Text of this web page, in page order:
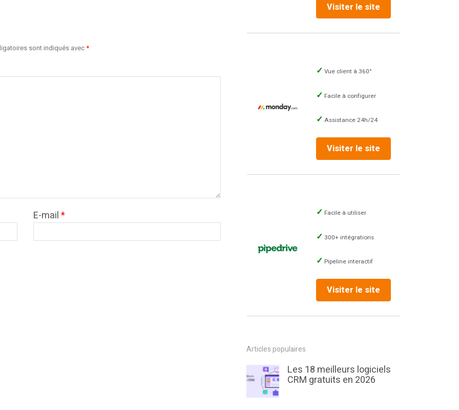
sont indiqués avec*
E-mail*
Visiter le site
Vue client à 360°
Facile à configurer
Assistance 24h/24
Visiter le site
Facile à utiliser
300+ intégrations
Pipeline interactif
Visiter le site
Articles populaires
Les 18 meilleurs logiciels
CRM gratuits en 2026